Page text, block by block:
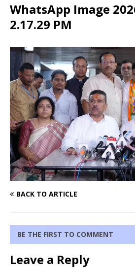
WhatsApp Image
2.17.29 PM
BACK TO ARTICLE
BE THE FIRST TO COMMENT
Leave a Reply